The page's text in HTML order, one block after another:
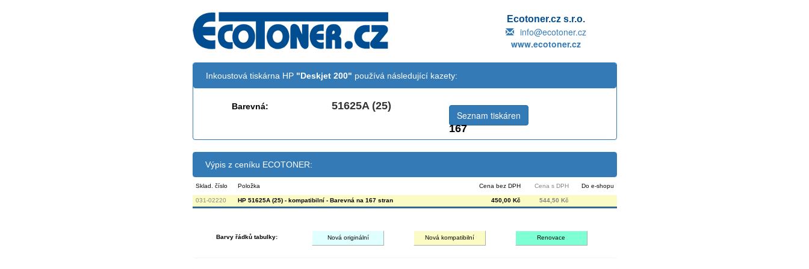
Ecotoner.cz s.r.o.
info@ecotoner.cz
www.ecotoner.cz
Inkoustová tiskárna HP "Deskjet 200" používá následující kazety:
Barevná:
51625A (25)
167
Seznam tiskáren
Výpis z ceníku ECOTONER:
Sklad. číslo Položka Cena bez DPH Cena s DPH Do e-shopu
031-02220 HP 51625A (25) - kompatibilní - Barevná na 167 stran 450,00 Kč 544,50 Kč
Barvy řádků tabulky: Nová originální Nová kompatibilní Renovace